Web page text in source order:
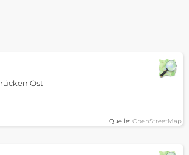
Ost
Quelle: OpenStreetMap